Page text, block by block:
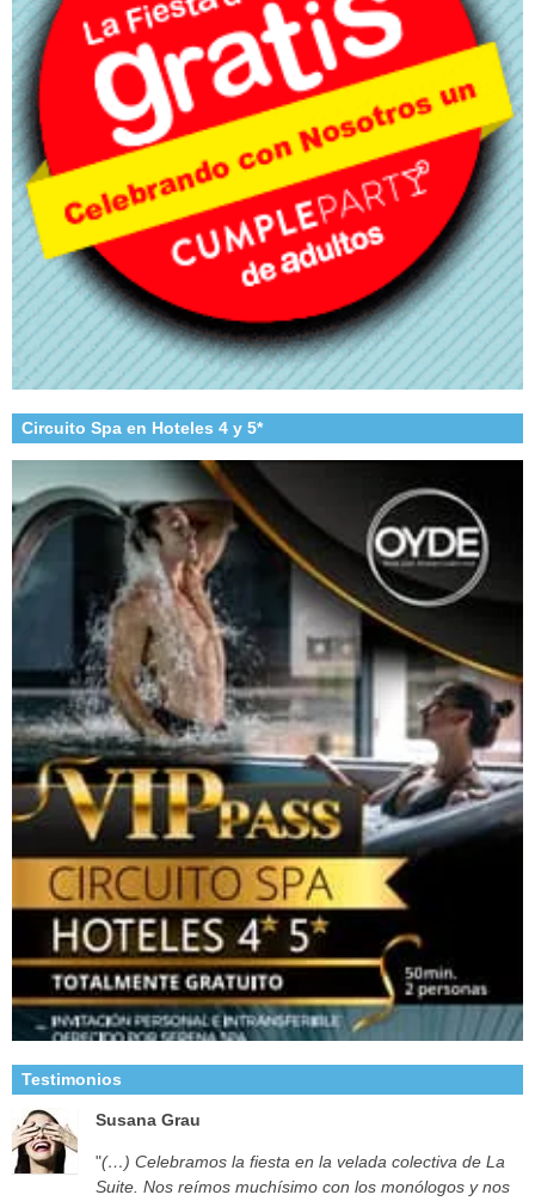
Circuito Spa en Hoteles 4 y 5*
Testimonios
Susana Grau
"(…) Celebramos la fiesta en la velada colectiva de La
Suite. Nos reímos muchísimo con los monólogos y nos